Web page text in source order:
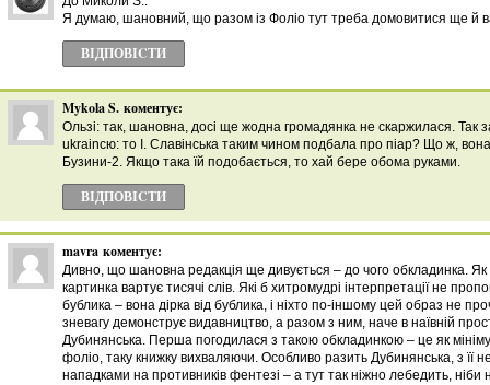
Я думаю, шановний, що разом із Фоліо тут треба домовитися ще й
ВІДПОВІCТИ
Mykola S. коментує:
Ользі: так, шановна, досі ще жодна громадянка не скаржилася. Так
ukraincю: то І. Славінська таким чином подбала про піар? Що ж,
Бузини-2. Якщо така їй подобається, то хай бере обома руками.
ВІДПОВІCТИ
mavra коментує:
Дивно, що шановна редакція ще дивується – до чого обкладинка. Як
картинка вартує тисячі слів. Які б хитромудрі інтерпретації не
бублика – вона дірка від бублика, і ніхто по-іншому цей образ не
зневагу демонструє видавництво, а разом з ним, наче в наївній
Дубинянська. Перша погодилася з такою обкладинкою – це як
фоліо, таку книжку вихваляючи. Особливо разить Дубинянська, з
нападками на противників фентезі – а тут так ніжно лебедить,